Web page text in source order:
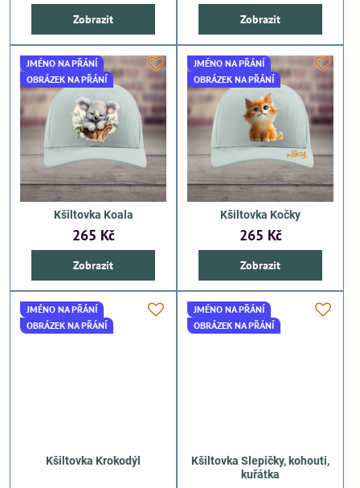
Zobrazit Zobrazit
JMÉNO NA PŘÁNÍ
OBRÁZEK NA PŘÁNÍ
Kšiltovka Koala
265 Kč
Zobrazit
JMÉNO NA PŘÁNÍ
OBRÁZEK NA PŘÁNÍ
Kšiltovka Kočky
265 Kč
Zobrazit
JMÉNO NA PŘÁNÍ
OBRÁZEK NA PŘÁNÍ
Kšiltovka Krokodýl
JMÉNO NA PŘÁNÍ
OBRÁZEK NA PŘÁNÍ
Kšiltovka Slepičky, kohouti,
kuřátka